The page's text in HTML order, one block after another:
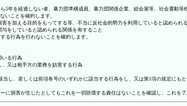
5年を経過しない者、暴力団準構成員、暴力団関係企業、総会屋等、社会運
いことを確約します。
を加える目的をもってする等、不当に反社会的勢力を利用していると認められ
をしていると認められる関係を有すること
る行為を行わないことを確約します。
いる行為
又は相手方の業務を妨害する行為
し、若しくは前項各号のいずれかに該当する行為をし、又は第1項の規定に
損害が生じたとしてもこれを一切賠償する責任はないことを確認し、これを了